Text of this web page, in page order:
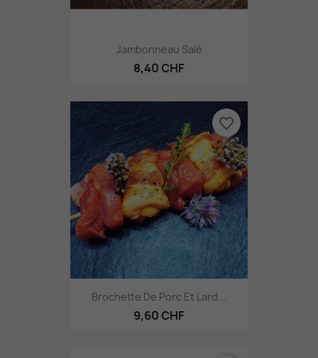
Jambonneau Salé
8,40 CHF
Brochette De Porc Et Lard...
9,60 CHF
favorite_border